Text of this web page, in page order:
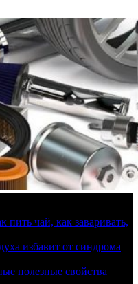
пить чай, как заваривать,
избавит от синдрома
полезные свойства